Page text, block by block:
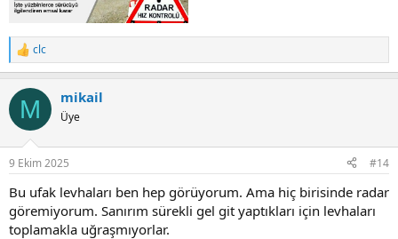
R
e
c
i
s
clc
M mikail
Üye
9 Ekim 2025 #14
Bu ufak levhaları ben hep görüyorum. Ama hiç birisinde radar
göremiyorum. Sanırım sürekli gel git yaptıkları için levhaları
toplamakla uğraşmıyorlar.